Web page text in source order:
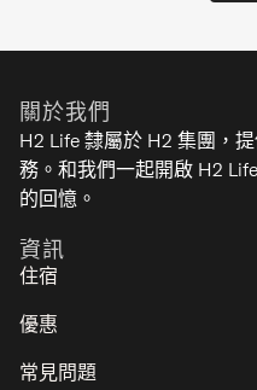
比羅夫下村 - 二世谷
10 4
奢华
關於我們
H2 Life 隸屬於 H2 集團，
務。和我們一起開啟 H2
的回憶。
資訊
住宿
優惠
常見問題